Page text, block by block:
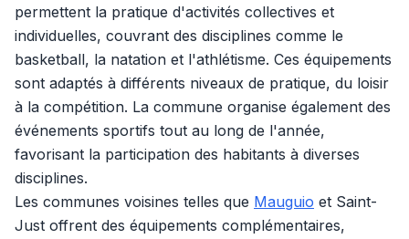
permettent la pratique d'activités collectives et
individuelles, couvrant des disciplines comme le
basketball, la natation et l'athlétisme. Ces équipements
sont adaptés à différents niveaux de pratique, du loisir
à la compétition. La commune organise également des
événements sportifs tout au long de l'année,
favorisant la participation des habitants à diverses
disciplines.
Les communes voisines telles que Mauguio et Saint-
Just offrent des équipements complémentaires,